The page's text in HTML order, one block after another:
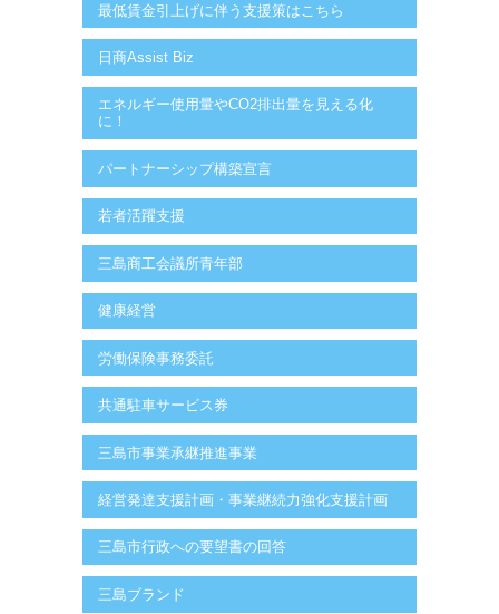
最低賃金引上げに伴う支援策はこちら
日商Assist Biz
エネルギー使用量やCO2排出量を見える化
に！
パートナーシップ構築宣言
若者活躍支援
三島商工会議所青年部
健康経営
労働保険事務委託
共通駐車サービス券
三島市事業承継推進事業
経営発達支援計画・事業継続力強化支援計画
三島市行政への要望書の回答
三島ブランド